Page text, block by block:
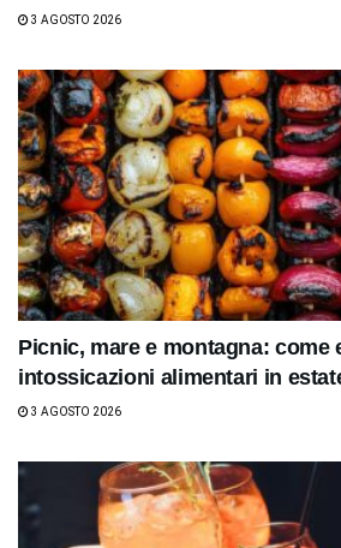
3 AGOSTO 2026
Picnic, mare e montagna: come
intossicazioni alimentari in
3 AGOSTO 2026